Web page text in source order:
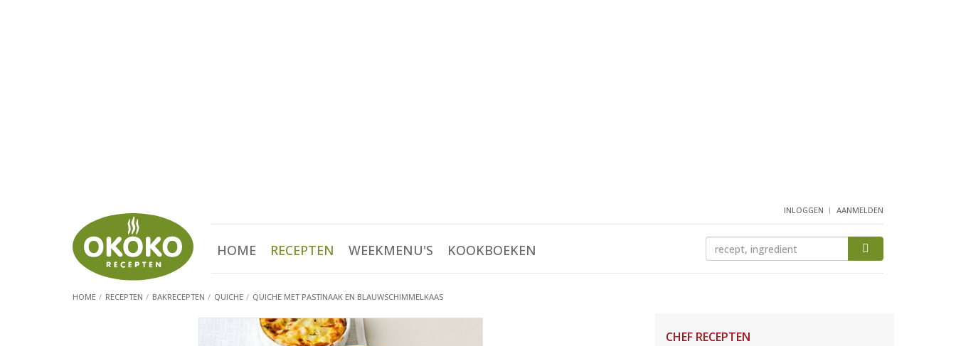
INLOGGEN AANMELDEN
HOME RECEPTEN WEEKMENU'S KOOKBOEKEN
HOME RECEPTEN BAKRECEPTEN QUICHE QUICHE MET PASTINAAK EN BLAUWSCHIMMELKAAS
CHEF RECEPTEN